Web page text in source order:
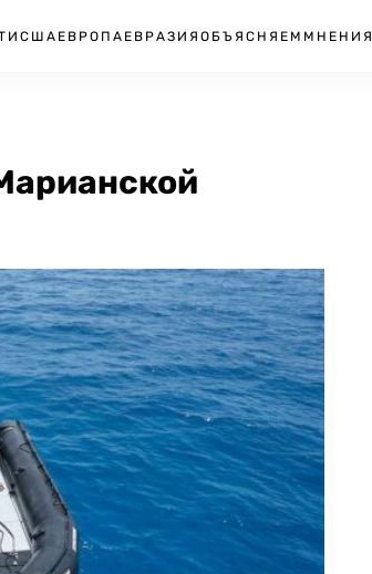
США ЕВРОПА ЕВРАЗИЯ ОБЪЯСНЯЕМ МНЕНИЯ